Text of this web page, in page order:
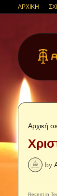
ΑΡΧΙΚΗ
Αρχική
by
Recent in